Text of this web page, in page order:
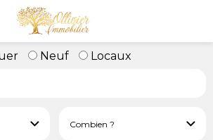
Neuf Locaux